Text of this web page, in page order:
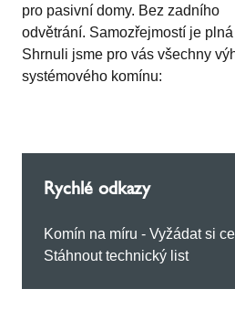
pro pasivní domy. Bez zadního
odvětrání. Samozřejmostí je
Shrnuli jsme pro vás všechny
systémového komínu:
Rychlé odkazy
Komín na míru - Vyžádat si
Stáhnout technický list